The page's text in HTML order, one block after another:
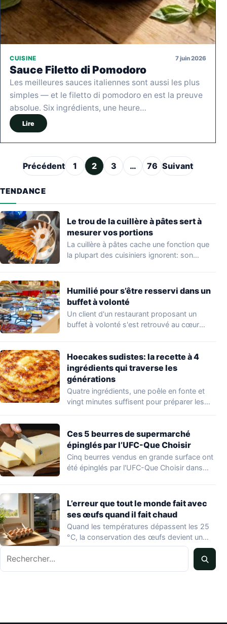
CUISINE 7 juin 2026
Sauce Filetto di Pomodoro
Les meilleures sauces italiennes sont aussi les plus
simples — et le filetto di pomodoro en est la preuve
absolue. Six ingrédients, une heure…
Lire
Pagination des publications
Précédent 1 2 3 … 76 Suivant
TENDANCE
Le trou de la cuillère à pâtes sert à
mesurer vos portions
La cuillère à pâtes cache une fonction que
la plupart des cuisiniers ignorent: son…
Humilié pour s’être resservi dans un
buffet à volonté
Un client d'un restaurant proposant un
buffet à volonté s'est retrouvé au cœur
Hoecakes sudistes: la recette à 4
ingrédients qui traverse les
générations
Quatre ingrédients, une poêle en fonte et
vingt minutes suffisent pour préparer les
Ces 5 beurres de supermarché
épinglés par l’UFC-Que Choisir
Cinq beurres vendus en grande surface ont
été épinglés par l'UFC-Que Choisir dans
L’erreur que tout le monde fait avec
ses œufs quand il fait chaud
Quand les températures dépassent les 25
°C, la conservation des œufs devient un
vrai…